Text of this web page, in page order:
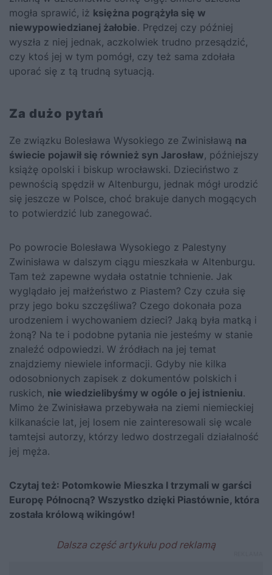
mogła sprawić, iż księżna pogrążyła się w
niewypowiedzianej żałobie. Prędzej czy później
wyszła z niej jednak, aczkolwiek trudno przesądzić,
czy ktoś jej w tym pomógł, czy też sama zdołała
uporać się z tą trudną sytuacją.
Za dużo pytań
Ze związku Bolesława Wysokiego ze Zwinisławą na
świecie pojawił się również syn Jarosław, późniejszy
książę opolski i biskup wrocławski. Dzieciństwo z
pewnością spędził w Altenburgu, jednak mógł urodzić
się jeszcze w Polsce, choć brakuje danych mogących
to potwierdzić lub zanegować.
Po powrocie Bolesława Wysokiego z Palestyny
Zwinisława w dalszym ciągu mieszkała w Altenburgu.
Tam też zapewne wydała ostatnie tchnienie. Jak
wyglądało jej małżeństwo z Piastem? Czy czuła się
przy jego boku szczęśliwa? Czego dokonała poza
urodzeniem i wychowaniem dzieci? Jaką była matką i
żoną? Na te i podobne pytania nie jesteśmy w stanie
znaleźć odpowiedzi. W źródłach na jej temat
znajdziemy niewiele informacji. Gdyby nie kilka
odosobnionych zapisek z dokumentów polskich i
ruskich, nie wiedzielibyśmy w ogóle o jej istnieniu.
Mimo że Zwinisława przebywała na ziemi niemieckiej
kilkanaście lat, jej losem nie zainteresowali się wcale
tamtejsi autorzy, którzy ledwo dostrzegali działalność
jej męża.
Czytaj też: Potomkowie Mieszka I trzymali w garści
Europę Północną? Wszystko dzięki Piastównie, która
została królową wikingów!